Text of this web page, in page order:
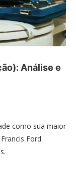
Análise e
como sua maior
Ford